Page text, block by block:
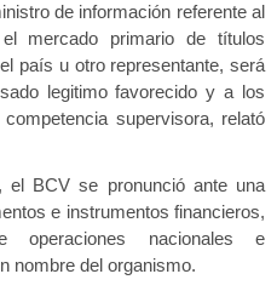
de información referente al
mercado primario de títulos
país u otro representante, será
legitimo favorecido y a los
supervisora, relató
el BCV se pronunció ante una
e instrumentos financieros,
nacionales e
nombre del organismo.